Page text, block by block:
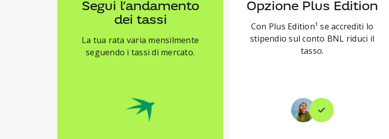
Segui l’andamento
dei tassi
La tua rata varia mensilmente
seguendo i tassi di mercato.
Opzione Plus Edition
Con Plus Edition¹ se accrediti lo
stipendio sul conto BNL riduci il
tasso.